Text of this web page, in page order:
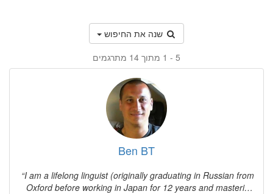
שנה את החיפוש
1 - 5 מתוך 14 מתרגמים
Ben BT
I am a lifelong linguist (originally graduating in Russian from
Oxford before working in Japan for 12 years and mastering